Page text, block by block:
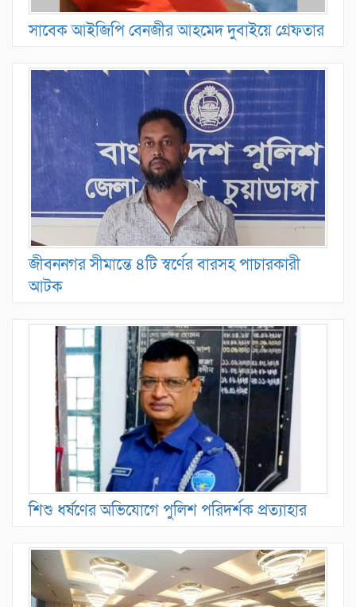
সাবেক আইজিপি বেনজীর আহমেদ দুবাইয়ে গ্রেফতার
জীবননগর সীমান্তে ৪টি স্বর্ণের বারসহ পাচারকারী
আটক
শিশু ধর্ষণের অভিযোগে পুলিশ পরিদর্শক প্রত্যাহার